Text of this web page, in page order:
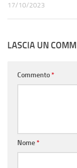
17/10/2023
LASCIA UN
Commento*
Nome*